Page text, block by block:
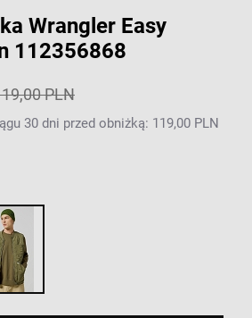
Wrangler Easy
112356868
PLN
30 dni przed obniżką: 119,00 PLN